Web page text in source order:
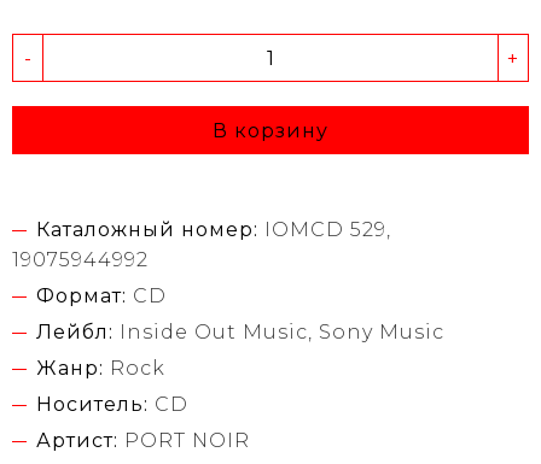
- +
В корзину
Каталожный номер: IOMCD 529,
19075944992
Формат: CD
Лейбл: Inside Out Music, Sony Music
Жанр: Rock
Носитель: CD
Артист: PORT NOIR